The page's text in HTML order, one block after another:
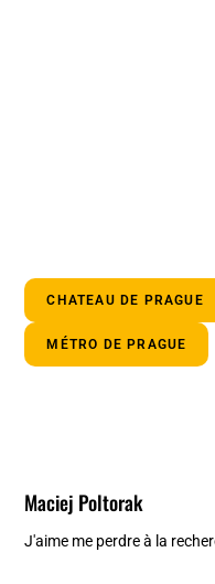
CHATEAU DE PRAGUE
MÉTRO DE PRAGUE
Maciej Poltorak
J'aime me perdre à la